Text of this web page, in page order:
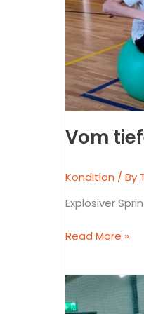
Vom
Kondition / By
Explosiver
Read More »
Ballon-
Sprint-